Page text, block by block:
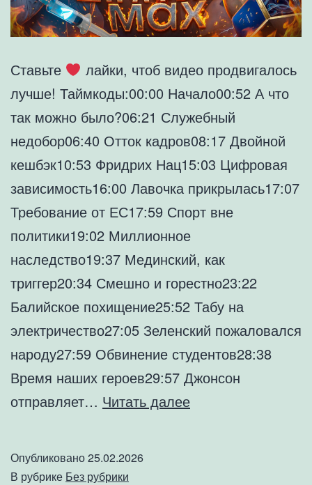
Ставьте
лайки, чтоб видео продвигалось
лучше! Таймкоды:00:00 Начало00:52 А что
так можно было?06:21 Служебный
недобор06:40 Отток кадров08:17 Двойной
кешбэк10:53 Фридрих Нац15:03 Цифровая
зависимость16:00 Лавочка прикрылась17:07
Требование от ЕС17:59 Спорт вне
политики19:02 Миллионное
наследство19:37 Мединский, как
триггер20:34 Смешно и горестно23:22
Балийское похищение25:52 Табу на
электричество27:05 Зеленский пожаловался
народу27:59 Обвинение студентов28:38
Время наших героев29:57 Джонсон
отправляет… Читать далееСлив
Опубликовано25.02.2026
В рубрике Без рубрики